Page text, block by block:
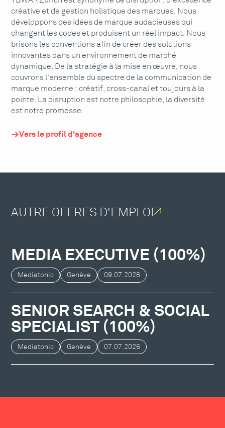
créative et de gestion holistique des marques. Nous
développons des idées de marque audacieuses qui
changent les codes et produisent un réel impact. Nous
brisons les conventions afin de créer des solutions
innovantes dans un environnement de marché
dynamique. De la stratégie à la mise en œuvre, nous
couvrons l'ensemble du spectre de la communication de
marque moderne : créatif, cross-canal et toujours à la
pointe. La disruption est notre philosophie, la diversité
est notre promesse.
Vers le profil d'agence
AUTRE OFFRES D'EMPLOI ↗
MEDIA EXECUTIVE (100%)
Mediatonic Genève 09.07.2026
SENIOR SEARCH & SOCIAL
SPECIALIST (100%)
Mediatonic Genève 07.07.2026